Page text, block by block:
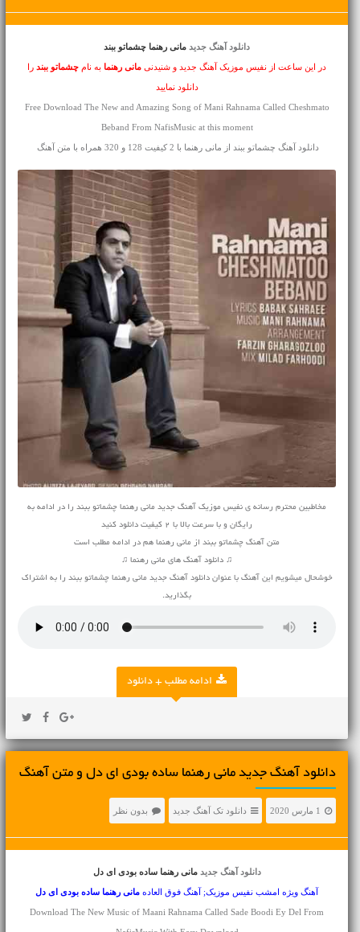
دانلود آهنگ جدید مانی رهنما چشماتو ببند
در این ساعت از نفیس موزیک آهنگ جدید و شنیدنی مانی رهنما به نام چشماتو ببندرا
دانلود نمایید
Free Download The New and Amazing Song of Mani Rahnama Called Cheshmato
Beband From NafisMusic at this moment
دانلود آهنگ چشماتو ببند از مانی رهنما با 2 کیفیت 128 و 320 همراه با متن آهنگ
مخاطبین محترم رسانه ی نفیس موزیک آهنگ جدید مانی رهنما چشماتو ببند را در ادامه به
رایگان و با سرعت بالا با 2 کیفیت دانلود کنید
متن آهنگ چشماتو ببند از مانی رهنما هم در ادامه مطلب است
♫ دانلود آهنگ های مانی رهنما ♫
خوشحال میشویم این آهنگ با عنوان دانلود آهنگ جدید مانی رهنما چشماتو ببند را به اشتراک
بگذارید.
ادامه مطلب + دانلود
دانلود آهنگ جديد مانی رهنما ساده بودی ای دل و متن آهنگ
1 مارس 2020 دانلود تک آهنگ جدید بدون نظر
دانلود آهنگ جدید مانی رهنما ساده بودی ای دل
آهنگ ویژه امشب نفیس موزیک; آهنگ فوق العاده مانی رهنما ساده بودی ای دل
Download The New Music of Maani Rahnama Called Sade Boodi Ey Del From